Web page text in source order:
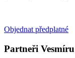
Objednat předplatné
Partneři Vesmíru